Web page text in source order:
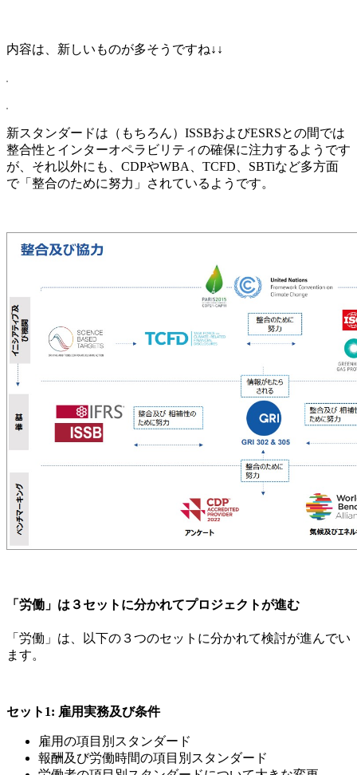
内容は、新しいものが多そうですね↓↓
新スタンダードは（もちろん）ISSBおよびESRSとの間では
整合性とインターオペラビリティの確保に注力するようです
が、それ以外にも、CDPやWBA、TCFD、SBTiなど多方面
で「整合のために努力」されているようです。
「労働」は３セットに分かれてプロジェクトが進む
「労働」は、以下の３つのセットに分かれて検討が進んでい
ます。
セット1: 雇用実務及び条件
雇用の項目別スタンダード
報酬及び労働時間の項目別スタンダード